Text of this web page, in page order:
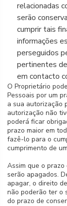
relacionadas
serão
cumprir tais
informações
perseguidos
pertinentes
em contacto
O Proprietário
Pessoais por um
a sua autorização
autorização não
poderá ficar
prazo maior em
fazê-lo para o
cumprimento de
Assim que o prazo
serão apagados.
apagar, o direito
não poderão ter o
do prazo de